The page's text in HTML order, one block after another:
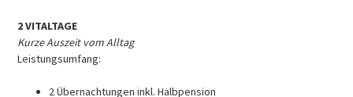
2 VITALTAGE
Kurze Auszeit vom Alltag
Leistungsumfang:
2 Übernachtungen inkl. Halbpension